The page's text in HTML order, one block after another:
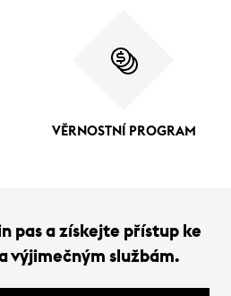
VĚRNOSTNÍ PROGRAM
pas a získejte přístup ke
výjimečným službám.